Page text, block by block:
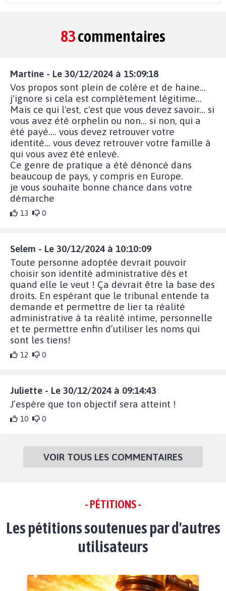
83commentaires
Martine - Le 30/12/2024 à 15:09:18
Vos propos sont plein de colère et de haine...
j'ignore si cela est complètement légitime...
Mais ce qui l'est, c'est que vous devez savoir... si
vous avez été orphelin ou non... si non, qui a
été payé.... vous devez retrouver votre
identité... vous devez retrouver votre famille à
qui vous avez été enlevé.
Ce genre de pratique a été dénoncé dans
beaucoup de pays, y compris en Europe.
je vous souhaite bonne chance dans votre
démarche
13 0
Selem - Le 30/12/2024 à 10:10:09
Toute personne adoptée devrait pouvoir
choisir son identité administrative dès et
quand elle le veut ! Ça devrait être la base des
droits. En espérant que le tribunal entende ta
demande et permettre de lier ta réalité
administrative à ta réalité intime, personnelle
et te permettre enfin d’utiliser les noms qui
sont les tiens!
12 0
Juliette - Le 30/12/2024 à 09:14:43
J’espère que ton objectif sera atteint !
10 0
VOIR TOUS LES COMMENTAIRES
- PÉTITIONS -
Les pétitions soutenues par d'autres
utilisateurs